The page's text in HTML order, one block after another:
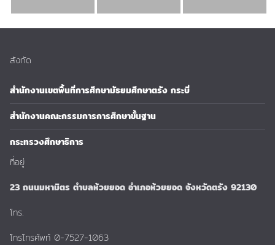
สังกัด
สำนักงานเขตพื้นที่การศึกษามัธยมศึกษาตรัง กระบี่
สำนักงานคณะกรรมการการศึกษาขั้นฐาน
กระทรวงศึกษาธิการ
ที่อยู่
23 ถนนมหามิตร ตำบลห้วยยอด อำเภอห้วยยอด จังหวัดตรัง 92130
โทร.
โทรโทรศัพท์ 0-7527-1063